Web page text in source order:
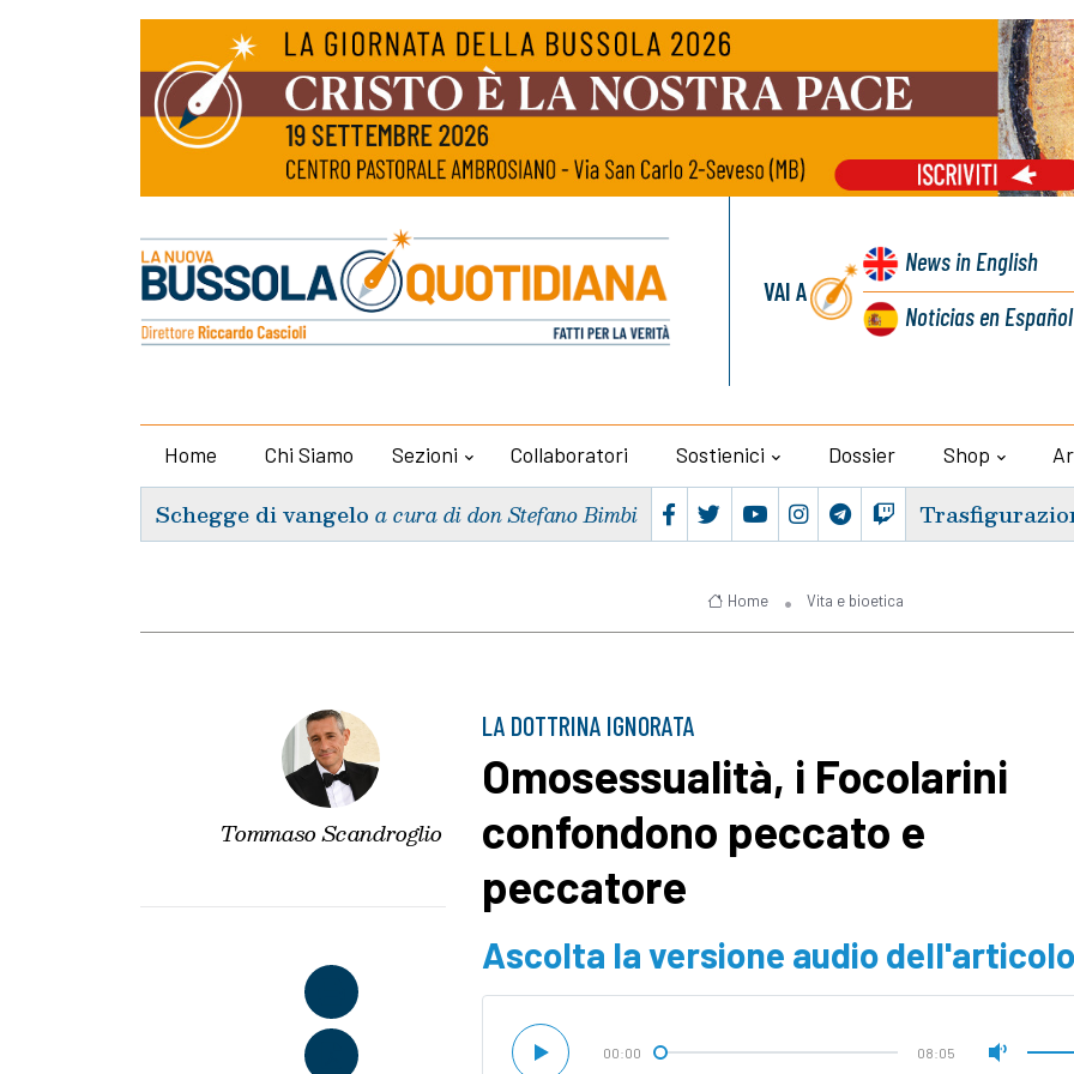
VAI A
Newsin English
Noticiasen Español
Home Chi Siamo Sezioni Collaboratori Sostienici Dossier Shop
Schegge di vangelo a cura di don Stefano Bimbi
Home Vita e bioetica
Tommaso Scandroglio
LA DOTTRINA IGNORATA
Omosessualità, i Focolarini
confondono peccato e
peccatore
Ascolta la versione audio dell'articolo
00:00 08:05